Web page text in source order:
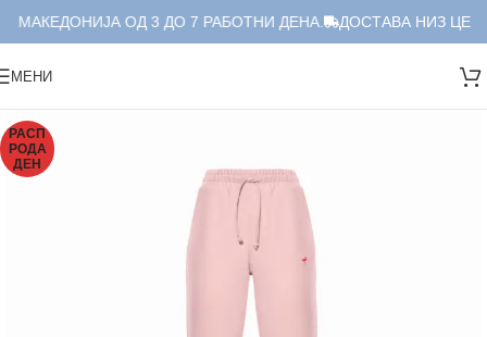
МАКЕДОНИЈА ОД 3 ДО 7 РАБОТНИ ДЕНА. ДОСТАВА НИЗ
МЕНИ
РАСП
РОДА
ДЕН